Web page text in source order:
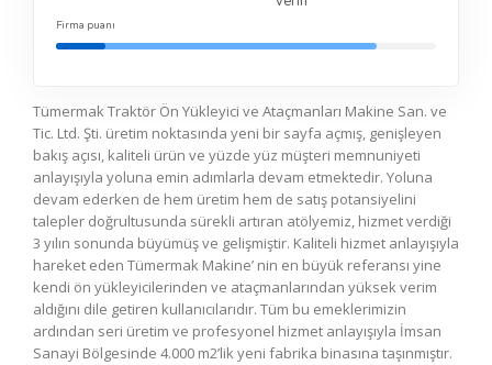
Firma puanı
Tümermak Traktör Ön Yükleyici ve Ataçmanları Makine San. ve
Tic. Ltd. Şti. üretim noktasında yeni bir sayfa açmış, genişleyen
bakış açısı, kaliteli ürün ve yüzde yüz müşteri memnuniyeti
anlayışıyla yoluna emin adımlarla devam etmektedir. Yoluna
devam ederken de hem üretim hem de satış potansiyelini
talepler doğrultusunda sürekli artıran atölyemiz, hizmet verdiği
3 yılın sonunda büyümüş ve gelişmiştir. Kaliteli hizmet anlayışıyla
hareket eden Tümermak Makine’ nin en büyük referansı yine
kendi ön yükleyicilerinden ve ataçmanlarından yüksek verim
aldığını dile getiren kullanıcılarıdır. Tüm bu emeklerimizin
ardından seri üretim ve profesyonel hizmet anlayışıyla İmsan
Sanayi Bölgesinde 4.000 m2’lik yeni fabrika binasına taşınmıştır.